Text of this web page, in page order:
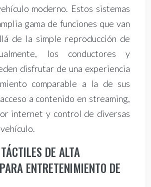
moderno. Estos sistemas
gama de funciones que van
de la simple reproducción de
los conductores y
disfrutar de una experiencia
comparable a la de sus
a contenido en streaming,
internet y control de diversas
DE ALTA
ENTRETENIMIENTO DE